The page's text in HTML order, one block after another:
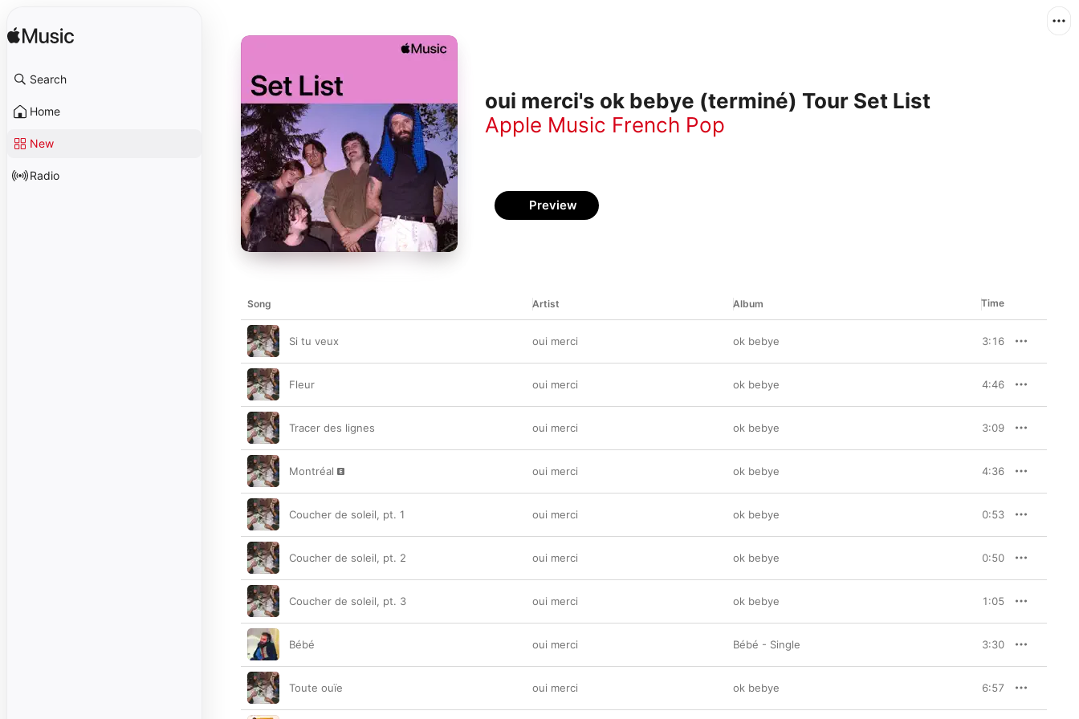
Search
Home
New
Radio
oui merci's ok bebye (terminé) Tour Set List
Apple Music French Pop
Preview
Song Artist Album Time
Si tu veux oui merci ok bebye 3:16
Fleur oui merci ok bebye 4:46
Tracer des lignes oui merci ok bebye 3:09
Montréal oui merci ok bebye 4:36
Coucher de soleil, pt. 1 oui merci ok bebye 0:53
Coucher de soleil, pt. 2 oui merci ok bebye 0:50
Coucher de soleil, pt. 3 oui merci ok bebye 1:05
Bébé oui merci Bébé - Single 3:30
Toute ouïe oui merci ok bebye 6:57